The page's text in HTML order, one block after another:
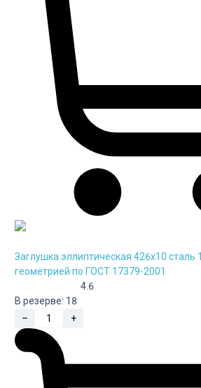
Заглушка эллиптическая 426х10 сталь
геометрией по ГОСТ 17379-2001
4.6
В резерве: 18
–
+